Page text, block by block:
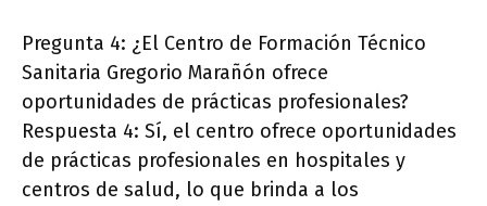
Pregunta 4: ¿El Centro de Formación Técnico
Sanitaria Gregorio Marañón ofrece
oportunidades de prácticas profesionales?
Respuesta 4: Sí, el centro ofrece oportunidades
de prácticas profesionales en hospitales y
centros de salud, lo que brinda a los